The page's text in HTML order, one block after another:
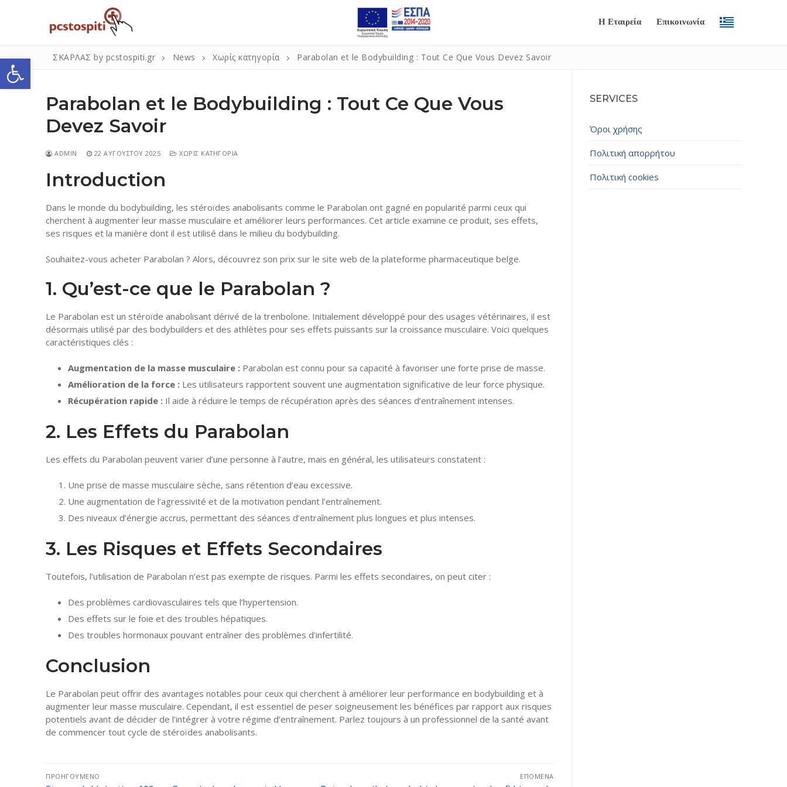
Ανοίξτε τη γραμμή εργαλείων
περιεχόμενο
Η Εταιρεία Επικοινωνία
Η Εταιρεία
ΣΚΑΡΛΑΣ by pcstospiti.gr News Χωρίς κατηγορία Parabolan et le Bodybuilding : Tout Ce Que Vous Devez Savoir
Parabolan et le Bodybuilding : Tout Ce Que Vous
Devez Savoir
ADMIN 22 ΑΥΓΟΎΣΤΟΥ 2025 ΧΩΡΊΣ ΚΑΤΗΓΟΡΊΑ
Introduction
Dans le monde du bodybuilding, les stéroïdes anabolisants comme le Parabolan ont gagné en popularité parmi ceux qui
cherchent à augmenter leur masse musculaire et améliorer leurs performances. Cet article examine ce produit, ses effets,
ses risques et la manière dont il est utilisé dans le milieu du bodybuilding.
Souhaitez-vous acheter Parabolan ? Alors, découvrez son prix sur le site web de la plateforme pharmaceutique belge.
1. Qu’est-ce que le Parabolan ?
Le Parabolan est un stéroïde anabolisant dérivé de la trenbolone. Initialement développé pour des usages vétérinaires, il est
désormais utilisé par des bodybuilders et des athlètes pour ses effets puissants sur la croissance musculaire. Voici quelques
caractéristiques clés :
Augmentation de la masse musculaire :Parabolan est connu pour sa capacité à favoriser une forte prise de masse.
Amélioration de la force :Les utilisateurs rapportent souvent une augmentation significative de leur force physique.
Récupération rapide :Il aide à réduire le temps de récupération après des séances d’entraînement intenses.
2. Les Effets du Parabolan
Les effets du Parabolan peuvent varier d’une personne à l’autre, mais en général, les utilisateurs constatent :
Une prise de masse musculaire sèche, sans rétention d’eau excessive.
Une augmentation de l’agressivité et de la motivation pendant l’entraînement.
Des niveaux d’énergie accrus, permettant des séances d’entraînement plus longues et plus intenses.
3. Les Risques et Effets Secondaires
Toutefois, l’utilisation de Parabolan n’est pas exempte de risques. Parmi les effets secondaires, on peut citer :
Des problèmes cardiovasculaires tels que l’hypertension.
Des effets sur le foie et des troubles hépatiques.
Des troubles hormonaux pouvant entraîner des problèmes d’infertilité.
Conclusion
Le Parabolan peut offrir des avantages notables pour ceux qui cherchent à améliorer leur performance en bodybuilding et à
augmenter leur masse musculaire. Cependant, il est essentiel de peser soigneusement les bénéfices par rapport aux risques
potentiels avant de décider de l’intégrer à votre régime d’entraînement. Parlez toujours à un professionnel de la santé avant
de commencer tout cycle de stéroïdes anabolisants.
Πλοήγηση
ΠΡΟΗΓΟΎΜΕΝΟ ΕΠΌΜΕΝΑ
SERVICES
Όροι χρήσης
Πολιτική απορρήτου
Πολιτική cookies